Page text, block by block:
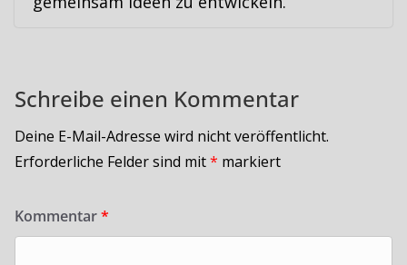
Schreibe einen Kommentar
Deine E-Mail-Adresse wird nicht veröffentlicht.
Erforderliche Felder sind mit* markiert
Kommentar*